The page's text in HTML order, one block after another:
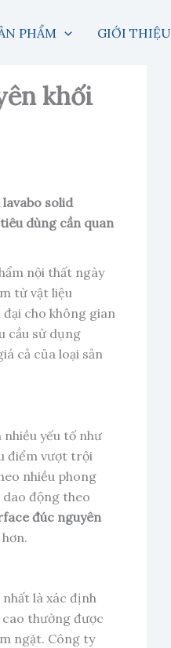
PHẨM GIỚI THIỆU
khối
solid
dùng cần quan
nội thất ngày
từ vật liệu
cho không gian
cầu sử dụng
cả của loại sản
yếu tố như
điểm vượt trội
nhiều phong
động theo
đúc nguyên
là xác định
thường được
ngặt. Công ty